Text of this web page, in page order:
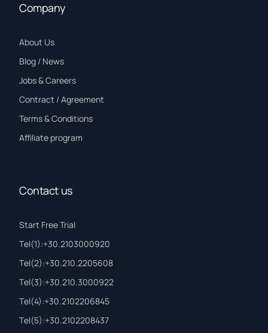
Company
About Us
Blog / News
Jobs & Careers
Contract / Agreement
Terms & Conditions
Affiliate program
Contact us
Start Free Trial
Τel(1):+30.2103000920
Τel(2):+30.210.2205608
Τel(3):+30.210.3000922
Τel(4):+30.2102206845
Τel(5):+30.2102208437